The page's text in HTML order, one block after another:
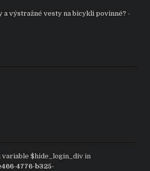
a výstražné vesty na bicykli povinné? -
variable $hide_login_div in
4776-b325-